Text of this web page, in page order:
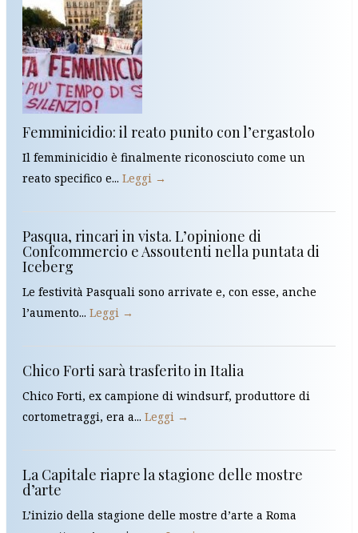
Femminicidio: il reato punito con l’ergastolo
Il femminicidio è finalmente riconosciuto come un
reato specifico e... Leggi →
Pasqua, rincari in vista. L’opinione di
Confcommercio e Assoutenti nella puntata di
Iceberg
Le festività Pasquali sono arrivate e, con esse, anche
l’aumento... Leggi →
Chico Forti sarà trasferito in Italia
Chico Forti, ex campione di windsurf, produttore di
cortometraggi, era a... Leggi →
La Capitale riapre la stagione delle mostre
d’arte
L’inizio della stagione delle mostre d’arte a Roma